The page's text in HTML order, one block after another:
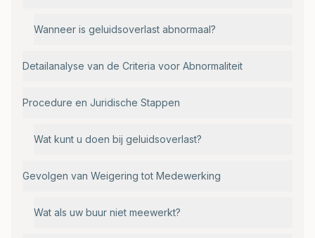
Wanneer is geluidsoverlast abnormaal?
Detailanalyse van de Criteria voor Abnormaliteit
Procedure en Juridische Stappen
Wat kunt u doen bij geluidsoverlast?
Gevolgen van Weigering tot Medewerking
Wat als uw buur niet meewerkt?